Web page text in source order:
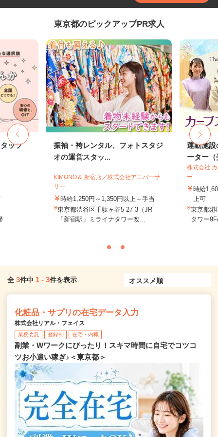
東京都のピックアップPR求人
ッフ
振袖・袴レンタル、フォトスタジ
オの運営スタッ...
KIMONO＆ 新宿店／株式会社アニバーサ
リー
時給1,250円～1,350円以上＋手当
東京都渋谷区千駄ヶ谷5-27-3（JR
「新宿駅」ミライナタワー改...
運動施設
ーター
株式会社
ー
時給
上可
東京都港
タワー
全 3件中 1 - 3件を表示
化粧品・サプリの在宅データ入力
株式会社リアル・フェイス
業務委託 登録制 在宅・内職
副業・Wワークにぴったり！スキマ時間に自宅でコツコ
ツお小遣い稼ぎ♪＜東京都＞